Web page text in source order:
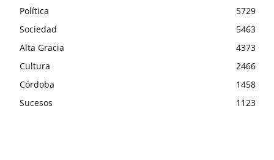
Política
5729
Sociedad
5463
Alta Gracia
4373
Cultura
2466
Córdoba
1458
Sucesos
1123